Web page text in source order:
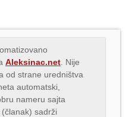
Aleksinac.net . Nije
od strane uredništva
automatski,
nameru sajta
(članak) sadrži